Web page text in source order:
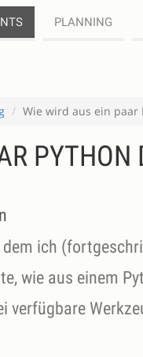
PLANNING
Wie wird aus ein paar
PYTHON
ich
wie aus einem